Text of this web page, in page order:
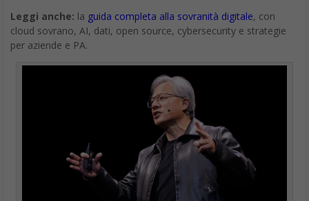
Leggi anche: la guida completa alla sovranità digitale, con
cloud sovrano, AI, dati, open source, cybersecurity e strategie
per aziende e PA.